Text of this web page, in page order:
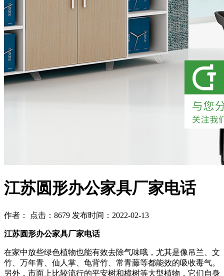
江苏圆形办公家具厂家电话
作者： 点击：8679 发布时间：2022-02-13
江苏圆形办公家具厂家电话
在家中放些绿色植物也能有效去除气味哦，尤其是像吊兰、文
竹、万年青、仙人掌、龟背竹、常青藤等都能效的吸收毒气。
另外，市面上比较流行的平安树和樟树等大型植物，它们自身